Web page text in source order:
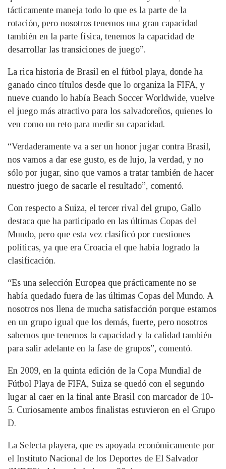
tácticamente maneja todo lo que es la parte de la
rotación, pero nosotros tenemos una gran capacidad
también en la parte física, tenemos la capacidad de
desarrollar las transiciones de juego”.
La rica historia de Brasil en el fútbol playa, donde ha
ganado cinco títulos desde que lo organiza la FIFA, y
nueve cuando lo había Beach Soccer Worldwide, vuelve
el juego más atractivo para los salvadoreños, quienes lo
ven como un reto para medir su capacidad.
“Verdaderamente va a ser un honor jugar contra Brasil,
nos vamos a dar ese gusto, es de lujo, la verdad, y no
sólo por jugar, sino que vamos a tratar también de hacer
nuestro juego de sacarle el resultado”, comentó.
Con respecto a Suiza, el tercer rival del grupo, Gallo
destaca que ha participado en las últimas Copas del
Mundo, pero que esta vez clasificó por cuestiones
políticas, ya que era Croacia el que había logrado la
clasificación.
“Es una selección Europea que prácticamente no se
había quedado fuera de las últimas Copas del Mundo. A
nosotros nos llena de mucha satisfacción porque estamos
en un grupo igual que los demás, fuerte, pero nosotros
sabemos que tenemos la capacidad y la calidad también
para salir adelante en la fase de grupos”, comentó.
En 2009, en la quinta edición de la Copa Mundial de
Fútbol Playa de FIFA, Suiza se quedó con el segundo
lugar al caer en la final ante Brasil con marcador de 10-
5. Curiosamente ambos finalistas estuvieron en el Grupo
D.
La Selecta playera, que es apoyada económicamente por
el Instituto Nacional de los Deportes de El Salvador